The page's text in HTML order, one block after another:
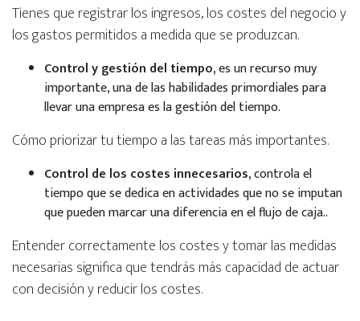
Tienes que registrar los ingresos, los costes del negocio y
los gastos permitidos a medida que se produzcan.
Control y gestión del tiempo,es un recurso muy
importante, una de las habilidades primordiales para
llevar una empresa es la gestión del tiempo.
Cómo priorizar tu tiempo a las tareas más importantes.
Control de los costes innecesarios,controla el
tiempo que se dedica en actividades que no se imputan
que pueden marcar una diferencia en el flujo de caja..
Entender correctamente los costes y tomar las medidas
necesarias significa que tendrás más capacidad de actuar
con decisión y reducir los costes.